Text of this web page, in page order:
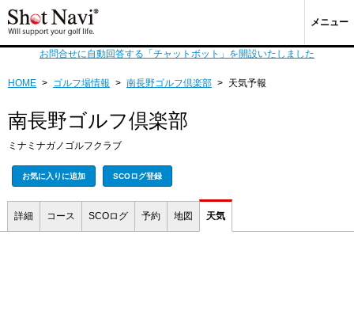
メニュー
お問合せに自動回答する「チャットボット」を開設いたしました
HOME > ゴルフ場情報 > 南長野ゴルフ倶楽部 > 天気予報
南長野ゴルフ倶楽部
ミナミナガノゴルフクラブ
お気に入りに追加 SCOログ登録
詳細 コース SCOログ 予約 地図 天気